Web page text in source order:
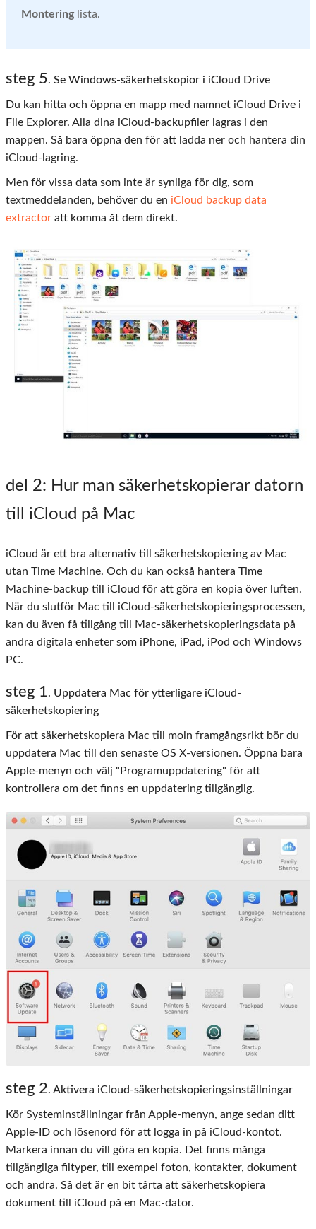
Monteringlista.
steg 5. Se Windows-säkerhetskopior i iCloud Drive
Du kan hitta och öppna en mapp med namnet iCloud Drive i
File Explorer. Alla dina iCloud-backupfiler lagras i den
mappen. Så bara öppna den för att ladda ner och hantera din
iCloud-lagring.
Men för vissa data som inte är synliga för dig, som
textmeddelanden, behöver du en iCloud backup data
extractor att komma åt dem direkt.
del 2: Hur man säkerhetskopierar datorn
till iCloud på Mac
iCloud är ett bra alternativ till säkerhetskopiering av Mac
utan Time Machine. Och du kan också hantera Time
Machine-backup till iCloud för att göra en kopia över luften.
När du slutför Mac till iCloud-säkerhetskopieringsprocessen,
kan du även få tillgång till Mac-säkerhetskopieringsdata på
andra digitala enheter som iPhone, iPad, iPod och Windows
PC.
steg 1. Uppdatera Mac för ytterligare iCloud-
säkerhetskopiering
För att säkerhetskopiera Mac till moln framgångsrikt bör du
uppdatera Mac till den senaste OS X-versionen. Öppna bara
Apple-menyn och välj "Programuppdatering" för att
kontrollera om det finns en uppdatering tillgänglig.
steg 2. Aktivera iCloud-säkerhetskopieringsinställningar
Kör Systeminställningar från Apple-menyn, ange sedan ditt
Apple-ID och lösenord för att logga in på iCloud-kontot.
Markera innan du vill göra en kopia. Det finns många
tillgängliga filtyper, till exempel foton, kontakter, dokument
och andra. Så det är en bit tårta att säkerhetskopiera
dokument till iCloud på en Mac-dator.